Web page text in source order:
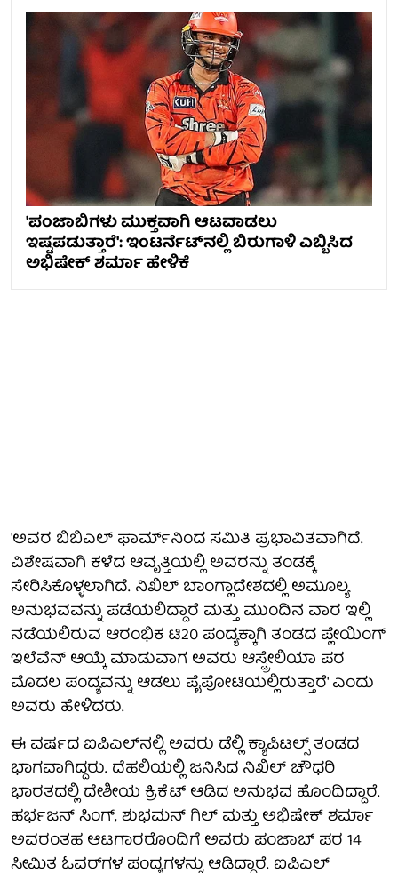
'ಪಂಜಾಬಿಗಳು ಮುಕ್ತವಾಗಿ ಆಟವಾಡಲು
ಇಷ್ಟಪಡುತ್ತಾರೆ': ಇಂಟರ್ನೆಟ್‌ನಲ್ಲಿ ಬಿರುಗಾಳಿ ಎಬ್ಬಿಸಿದ
ಅಭಿಷೇಕ್ ಶರ್ಮಾ ಹೇಳಿಕೆ
'ಅವರ ಬಿಬಿಎಲ್ ಫಾರ್ಮ್‌ನಿಂದ ಸಮಿತಿ ಪ್ರಭಾವಿತವಾಗಿದೆ.
ವಿಶೇಷವಾಗಿ ಕಳೆದ ಆವೃತ್ತಿಯಲ್ಲಿ ಅವರನ್ನು ತಂಡಕ್ಕೆ
ಸೇರಿಸಿಕೊಳ್ಳಲಾಗಿದೆ. ನಿಖಿಲ್ ಬಾಂಗ್ಲಾದೇಶದಲ್ಲಿ ಅಮೂಲ್ಯ
ಅನುಭವವನ್ನು ಪಡೆಯಲಿದ್ದಾರೆ ಮತ್ತು ಮುಂದಿನ ವಾರ ಇಲ್ಲಿ
ನಡೆಯಲಿರುವ ಆರಂಭಿಕ ಟಿ20 ಪಂದ್ಯಕ್ಕಾಗಿ ತಂಡದ ಪ್ಲೇಯಿಂಗ್
ಇಲೆವೆನ್ ಆಯ್ಕೆ ಮಾಡುವಾಗ ಅವರು ಆಸ್ಟ್ರೇಲಿಯಾ ಪರ
ಮೊದಲ ಪಂದ್ಯವನ್ನು ಆಡಲು ಪೈಪೋಟಿಯಲ್ಲಿರುತ್ತಾರೆ' ಎಂದು
ಅವರು ಹೇಳಿದರು.
ಈ ವರ್ಷದ ಐಪಿಎಲ್‌ನಲ್ಲಿ ಅವರು ಡೆಲ್ಲಿ ಕ್ಯಾಪಿಟಲ್ಸ್ ತಂಡದ
ಭಾಗವಾಗಿದ್ದರು. ದೆಹಲಿಯಲ್ಲಿ ಜನಿಸಿದ ನಿಖಿಲ್ ಚೌಧರಿ
ಭಾರತದಲ್ಲಿ ದೇಶೀಯ ಕ್ರಿಕೆಟ್ ಆಡಿದ ಅನುಭವ ಹೊಂದಿದ್ದಾರೆ.
ಹರ್ಭಜನ್ ಸಿಂಗ್, ಶುಭಮನ್ ‌ಗಿಲ್ ಮತ್ತು ಅಭಿಷೇಕ್ ಶರ್ಮಾ
ಅವರಂತಹ ಆಟಗಾರರೊಂದಿಗೆ ಅವರು ಪಂಜಾಬ್ ಪರ 14
ಸೀಮಿತ ಓವರ್‌ಗಳ ಪಂದ್ಯಗಳನ್ನು ಆಡಿದ್ದಾರೆ. ಐಪಿಎಲ್